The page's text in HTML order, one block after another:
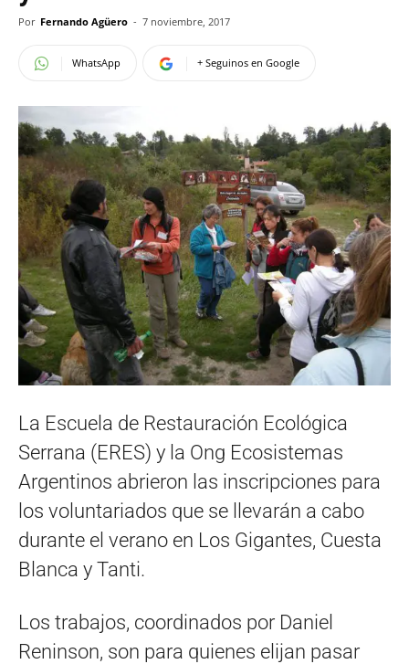
Por Fernando Agüero - 7 noviembre, 2017
WhatsApp + Seguinos en Google
La Escuela de Restauración Ecológica
Serrana (ERES) y la Ong Ecosistemas
Argentinos abrieron las inscripciones para
los voluntariados que se llevarán a cabo
durante el verano en Los Gigantes, Cuesta
Blanca y Tanti.
Los trabajos, coordinados por Daniel
Reninson, son para quienes elijan pasar